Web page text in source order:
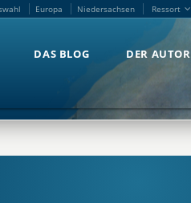
Europa Niedersachsen Ressort
DAS BLOG DER AUTOR
Europa Niedersachsen Ressort
DAS BLOG DER AUTOR